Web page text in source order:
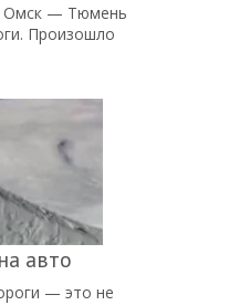
Омск — Тюмень
Произошло
авто
— это не